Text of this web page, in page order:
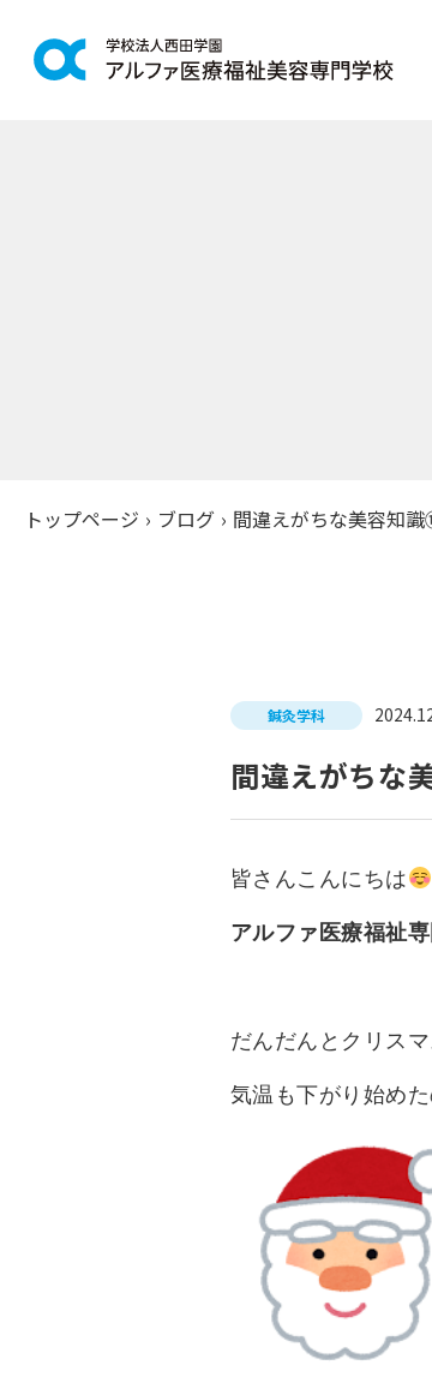
トップページ › ブログ › 間違えがちな美容知
鍼灸学科
間違えがちな
皆さんこんにちは
アルファ医療福祉
だんだんとクリス
気温も下がり始め